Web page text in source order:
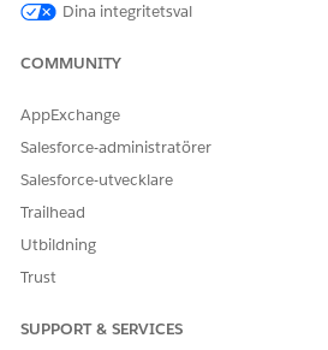
Financial Services Cloud.
Granska botaktivitet
Dina integritetsval
COMMUNITY
AppExchange
Salesforce-administratörer
Salesforce-utvecklare
Trailhead
Utbildning
Trust
SUPPORT & SERVICES